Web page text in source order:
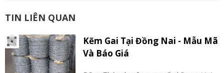
TIN LIÊN QUAN
Kẽm Gai Tại Đồng Nai - Mẫu Mã
Và Báo Giá